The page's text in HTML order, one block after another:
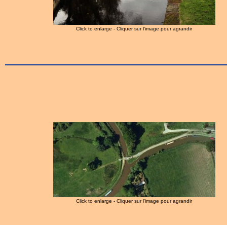
Click to enlarge - Cliquer sur l'image pour agrandir
Click to enlarge - Cliquer sur l'image pour agrandir